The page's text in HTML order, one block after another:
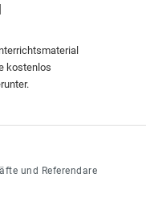
kostenlos
und Referendare